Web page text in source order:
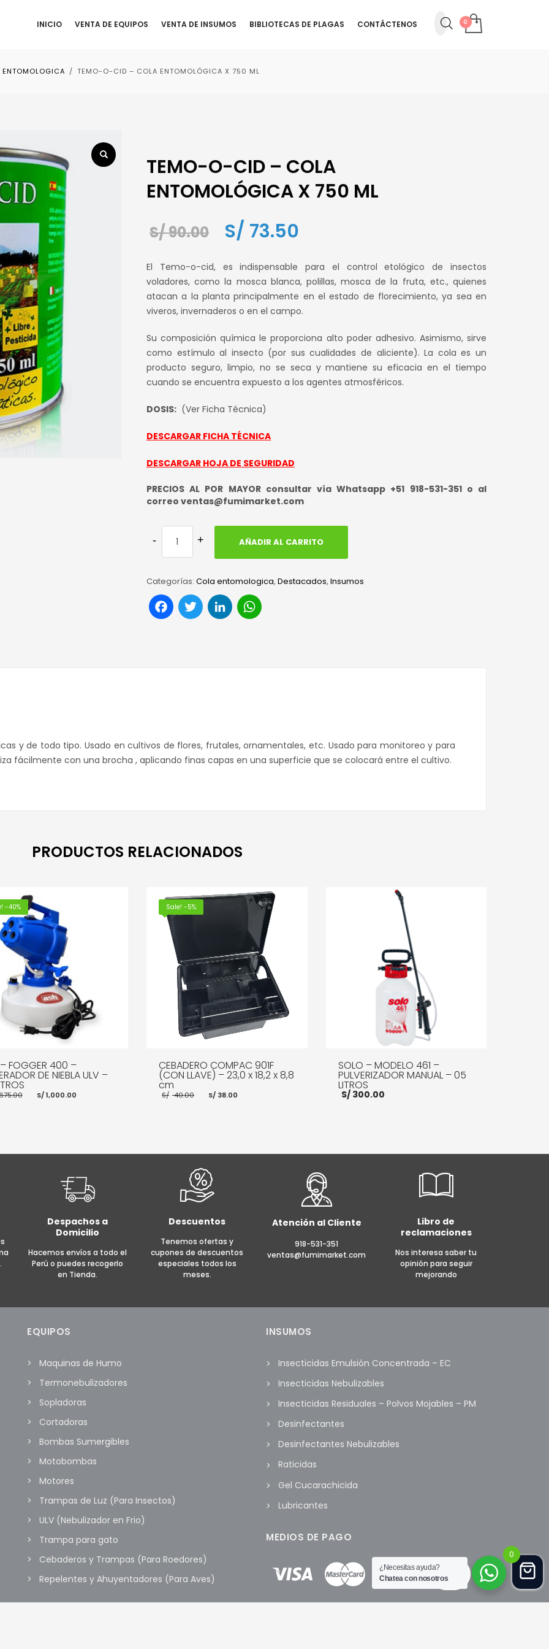
INICIO VENTA DE EQUIPOS VENTA DE INSUMOS BIBLIOTECAS DE PLAGAS CONTÁCTENOS
ENTOMOLOGICA TEMO-O-CID – COLA ENTOMOLÓGICA X 750 ML
TEMO-O-CID – COLA
ENTOMOLÓGICA X 750 ML
S/90.00
El
original
era:
S/ 73.50
actual
es:
El Temo-o-cid, es indispensable para el control etológico de insectos
voladores, como la mosca blanca, polillas, mosca de la fruta, etc., quienes
atacan a la planta principalmente en el estado de florecimiento, ya sea en
viveros, invernaderos o en el campo.
Su composición química le proporciona alto poder adhesivo. Asimismo, sirve
como estímulo al insecto (por sus cualidades de aliciente). La cola es un
producto seguro, limpio, no se seca y mantiene su eficacia en el tiempo
cuando se encuentra expuesto a los agentes atmosféricos.
DOSIS: (Ver Ficha Técnica)
DESCARGAR FICHA TÉCNICA
DESCARGAR HOJA DE SEGURIDAD
PRECIOS AL POR MAYOR consultar vía Whatsapp +51 918-531-351 o al
correo ventas@fumimarket.com
AÑADIR AL CARRITO
Categorías: Cola entomologica, Destacados, Insumos
Facebook
TwitterLinkedIn
y de todo tipo. Usado en cultivos de flores, frutales, ornamentales, etc. Usado para monitoreo y para
fácilmente con una brocha , aplicando finas capas en una superficie que se colocará entre el cultivo.
PRODUCTOS RELACIONADOS
-40%
FOGGER 400 –
DE NIEBLA ULV –
El
precio
S/1,000.00
Sale! -5%
CEBADERO COMPAC 901F
(CON LLAVE) – 23,0 x 18,2 x 8,8
cm
S/ 40.00 El
precio
S/ 38.00
SOLO – MODELO 461 –
PULVERIZADOR MANUAL – 05
LITROS
S/300.00
Despachos a
Domicilio
Hacemos envíos a todo el
Perú o puedes recogerlo
en Tienda.
Descuentos
Tenemos ofertas y
cupones de descuentos
especiales todos los
meses.
Atención al Cliente
918-531-351
ventas@fumimarket.com
Libro de
reclamaciones
Nos interesa saber tu
opinión para seguir
mejorando
EQUIPOS
Maquinas de Humo
Termonebulizadores
Sopladoras
Cortadoras
Bombas Sumergibles
Motobombas
Motores
Trampas de Luz (Para Insectos)
ULV (Nebulizador en Frio)
Trampa para gato
Cebaderos y Trampas (Para Roedores)
Repelentes y Ahuyentadores (Para Aves)
INSUMOS
Insecticidas Emulsión Concentrada – EC
Insecticidas Nebulizables
Insecticidas Residuales – Polvos Mojables – PM
Desinfectantes
Desinfectantes Nebulizables
Raticidas
Gel Cucarachicida
Lubricantes
MEDIOS DE PAGO
¿Necesitas ayuda?
Chatea con nosotros
0